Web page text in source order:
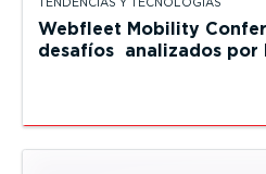
Webfleet Mobility
desafíos analizados por